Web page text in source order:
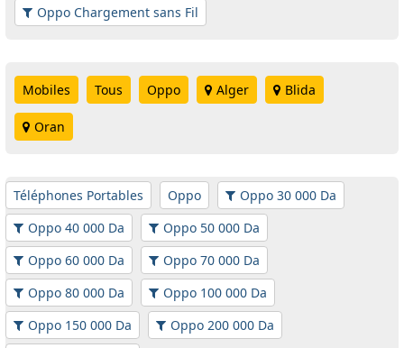
Oppo Chargement sans Fil
Mobiles Tous Oppo Alger Blida
Oran
Téléphones Portables Oppo
Oppo 30 000 Da
Oppo 40 000 Da
Oppo 50 000 Da
Oppo 60 000 Da
Oppo 70 000 Da
Oppo 80 000 Da
Oppo 100 000 Da
Oppo 150 000 Da
Oppo 200 000 Da